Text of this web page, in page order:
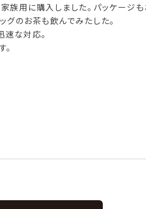
もおしゃれでとても喜ばれま ずっし